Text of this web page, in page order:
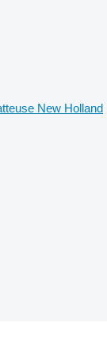
New Holland